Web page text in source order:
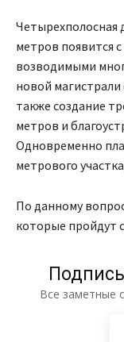
Четырехполосная
метров появится
возводимыми
новой
также создание
метров и
Одновременно
метрового
По данному
которые пройдут
Все заметные